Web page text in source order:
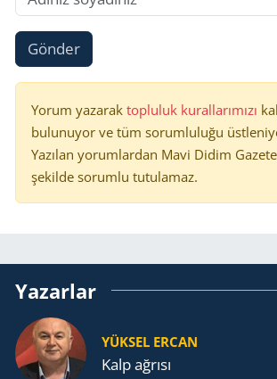
Gönder
Yorum yazarak topluluk kurallarımızı
bulunuyor ve tüm sorumluluğu
Yazılan yorumlardan Mavi Didim
şekilde sorumlu tutulamaz.
Yazarlar
YÜKSEL ERCAN
Kalp ağrısı